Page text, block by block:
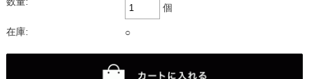
個
在庫: ○